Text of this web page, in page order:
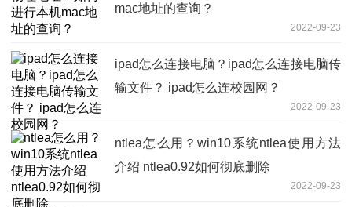
mac地址的查询？
2022-09-23
ipad怎么连接电脑？ipad怎么连接电脑传
输文件？ ipad怎么连校园网？
2022-09-23
ntlea怎么用？win10系统ntlea使用方法
介绍 ntlea0.92如何彻底删除
2022-09-23